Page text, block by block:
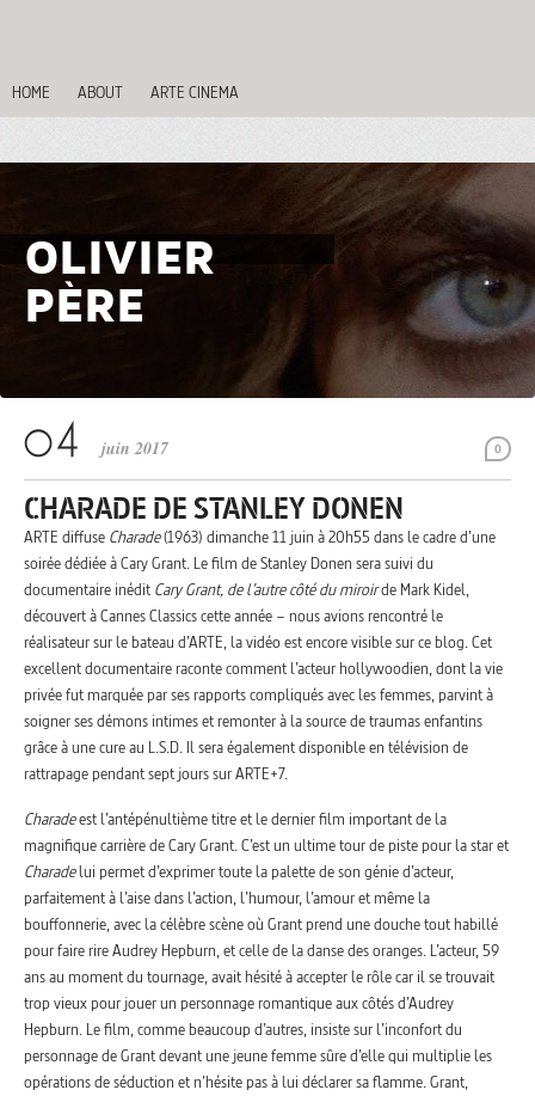
HOME ABOUT ARTE CINEMA
OLIVIER
PÈRE
0
juin 2017
CHARADE DE STANLEY DONEN
ARTE diffuse Charade(1963) dimanche 11 juin à 20h55 dans le cadre d’une
soirée dédiée à Cary Grant. Le film de Stanley Donen sera suivi du
documentaire inédit Cary Grant, de l’autre côté du miroirde Mark Kidel,
découvert à Cannes Classics cette année – nous avions rencontré le
réalisateur sur le bateau d’ARTE, la vidéo est encore visible sur ce blog. Cet
excellent documentaire raconte comment l’acteur hollywoodien, dont la vie
privée fut marquée par ses rapports compliqués avec les femmes, parvint à
soigner ses démons intimes et remonter à la source de traumas enfantins
grâce à une cure au L.S.D. Il sera également disponible en télévision de
rattrapage pendant sept jours sur ARTE+7.
Charadeest l’antépénultième titre et le dernier film important de la
magnifique carrière de Cary Grant. C’est un ultime tour de piste pour la star et
Charadelui permet d’exprimer toute la palette de son génie d’acteur,
parfaitement à l’aise dans l’action, l’humour, l’amour et même la
bouffonnerie, avec la célèbre scène où Grant prend une douche tout habillé
pour faire rire Audrey Hepburn, et celle de la danse des oranges. L’acteur, 59
ans au moment du tournage, avait hésité à accepter le rôle car il se trouvait
trop vieux pour jouer un personnage romantique aux côtés d’Audrey
Hepburn. Le film, comme beaucoup d’autres, insiste sur l’inconfort du
personnage de Grant devant une jeune femme sûre d’elle qui multiplie les
opérations de séduction et n’hésite pas à lui déclarer sa flamme. Grant,